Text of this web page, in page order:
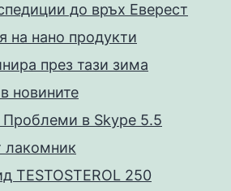
до връх Еверест
на нано продукти
през тази зима
новините
Проблеми в Skype 5.5
лакомник
TESTOSTEROL 250